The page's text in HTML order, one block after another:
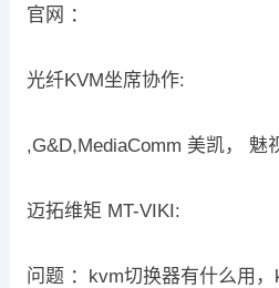
官网 ：
光纤KVM坐席协作:
,G&D,MediaComm 美凯， 魅
迈拓维矩 MT-VIKI:
问题 ：kvm切换器有什么用